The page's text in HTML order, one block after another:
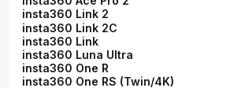
insta360 Link 2
insta360 Link 2C
insta360 Link
insta360 Luna Ultra
insta360 One R
insta360 One RS (Twin/4K)